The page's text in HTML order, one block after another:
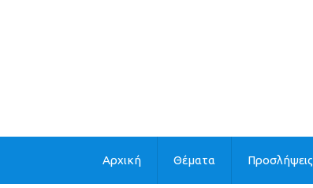
Αρχική Θέματα Προσλήψεις